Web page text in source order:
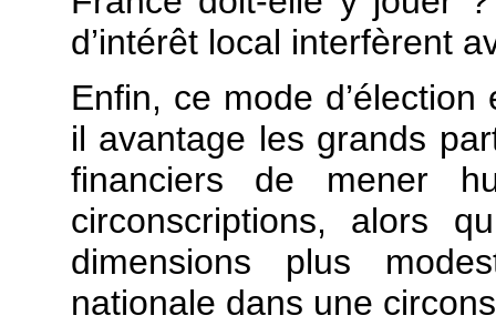
d’intérêt local interfèrent
Enfin, ce mode
il avantage les grands
financiers de mener
circonscriptions, alors
dimensions plus
nationale dans une